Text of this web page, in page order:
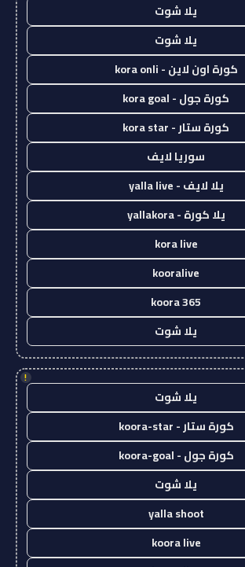
يلا شوت
يلا شوت
كورة اون لاين - kora onli
كورة جول - kora goal
كورة ستار - kora star
سوريا لايف
يلا لايف - yalla live
يلا كورة - yallakora
kora live
kooralive
koora 365
يلا شوت
!
يلا شوت
كورة ستار - koora-star
كورة جول - koora-goal
يلا شوت
yalla shoot
koora live